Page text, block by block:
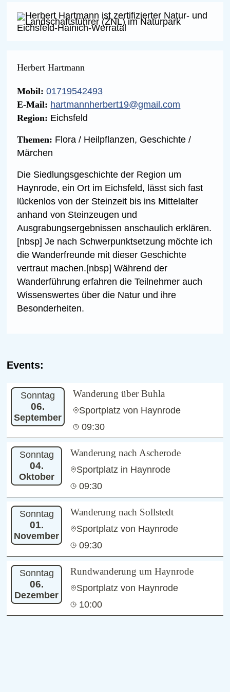
Herbert Hartmann
Mobil: 01719542493
E-Mail: hartmannherbert19@gmail.com
Region: Eichsfeld
Themen: Flora / Heilpflanzen, Geschichte /
Märchen
Die Siedlungsgeschichte der Region um
Haynrode, ein Ort im Eichsfeld, lässt sich fast
lückenlos von der Steinzeit bis ins Mittelalter
anhand von Steinzeugen und
Ausgrabungsergebnissen anschaulich erklären.
[nbsp] Je nach Schwerpunktsetzung möchte ich
die Wanderfreunde mit dieser Geschichte
vertraut machen.[nbsp] Während der
Wanderführung erfahren die Teilnehmer auch
Wissenswertes über die Natur und ihre
Besonderheiten.
Events:
Sonntag
06.
September
Wanderung über Buhla
Sportplatz von Haynrode
09:30
Sonntag
04.
Oktober
Wanderung nach Ascherode
Sportplatz in Haynrode
09:30
Sonntag
01.
November
Wanderung nach Sollstedt
Sportplatz von Haynrode
09:30
Sonntag
06.
Dezember
Rundwanderung um Haynrode
Sportplatz von Haynrode
10:00